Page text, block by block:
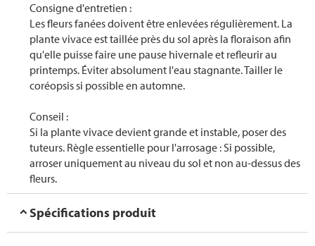
Consigne d'entretien :
Les fleurs fanées doivent être enlevées régulièrement. La
plante vivace est taillée près du sol après la floraison afin
qu'elle puisse faire une pause hivernale et refleurir au
printemps. Éviter absolument l'eau stagnante. Tailler le
coréopsis si possible en automne.
Conseil :
Si la plante vivace devient grande et instable, poser des
tuteurs. Règle essentielle pour l'arrosage : Si possible,
arroser uniquement au niveau du sol et non au-dessus des
fleurs.
Spécifications produit